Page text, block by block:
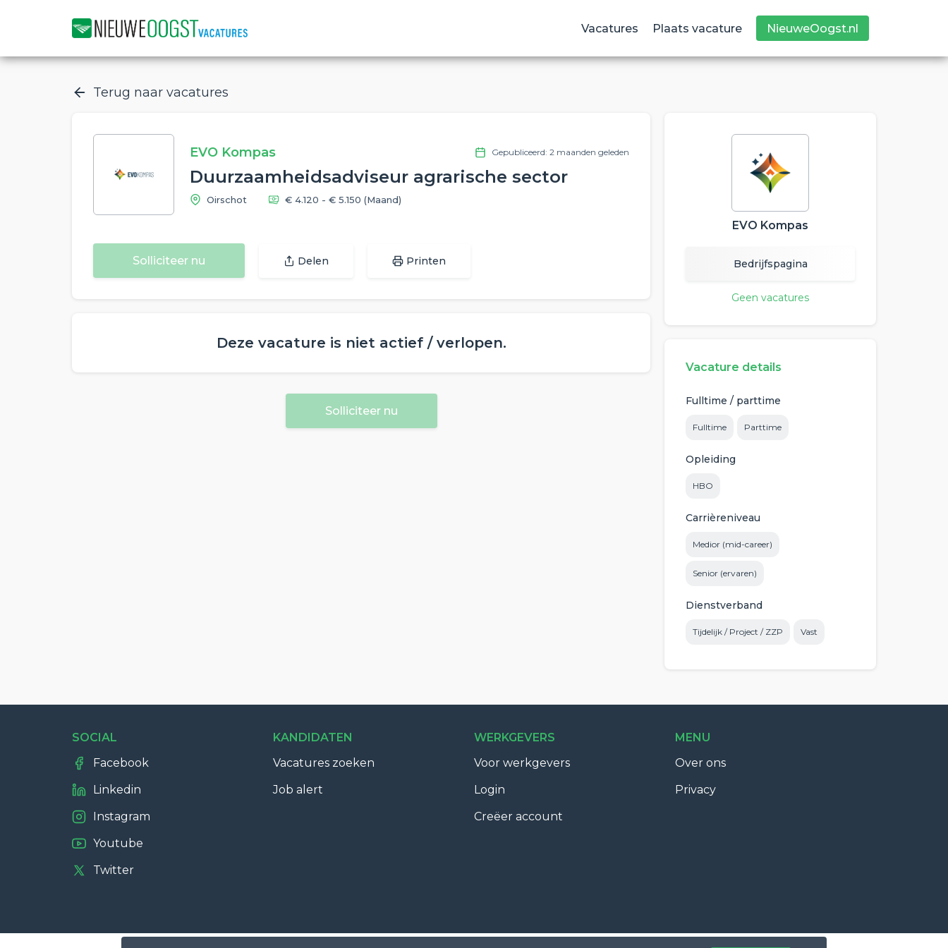
Vacatures Plaats vacature NieuweOogst.nl
Terug naar vacatures
EVO Kompas Gepubliceerd: 2 maanden geleden
Duurzaamheidsadviseur agrarische sector
Oirschot € 4.120 - € 5.150 (Maand)
Solliciteer nu Delen Printen
Deze vacature is niet actief / verlopen.
Solliciteer nu
EVO Kompas
Bedrijfspagina
Geen vacatures
Vacature details
Fulltime / parttime
Fulltime Parttime
Opleiding
HBO
Carrièreniveau
Medior (mid-career)
Senior (ervaren)
Dienstverband
Tijdelijk / Project / ZZP Vast
SOCIAL
Facebook
Linkedin
Instagram
Youtube
Twitter
KANDIDATEN
Vacatures zoeken
Job alert
WERKGEVERS
Voor werkgevers
Login
Creëer account
MENU
Over ons
Privacy